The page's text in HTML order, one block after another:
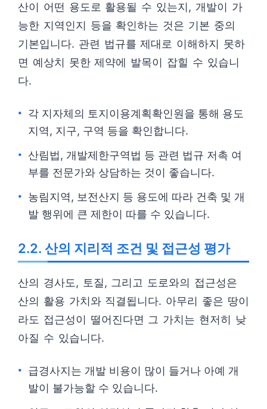
산이 어떤 용도로 활용될 수 있는지, 개발이 가
능한 지역인지 등을 확인하는 것은 기본 중의
기본입니다. 관련 법규를 제대로 이해하지 못하
면 예상치 못한 제약에 발목이 잡힐 수 있습니
다.
각 지자체의 토지이용계획확인원을 통해 용도
지역, 지구, 구역 등을 확인합니다.
산림법, 개발제한구역법 등 관련 법규 저촉 여
부를 전문가와 상담하는 것이 좋습니다.
농림지역, 보전산지 등 용도에 따라 건축 및 개
발 행위에 큰 제한이 따를 수 있습니다.
2.2. 산의 지리적 조건 및 접근성 평가
산의 경사도, 토질, 그리고 도로와의 접근성은
산의 활용 가치와 직결됩니다. 아무리 좋은 땅이
라도 접근성이 떨어진다면 그 가치는 현저히 낮
아질 수 있습니다.
급경사지는 개발 비용이 많이 들거나 아예 개
발이 불가능할 수 있습니다.